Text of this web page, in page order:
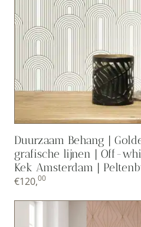
Duurzaam Behang |
grafische lijnen | Off-
Kek Amsterdam |
€120,00